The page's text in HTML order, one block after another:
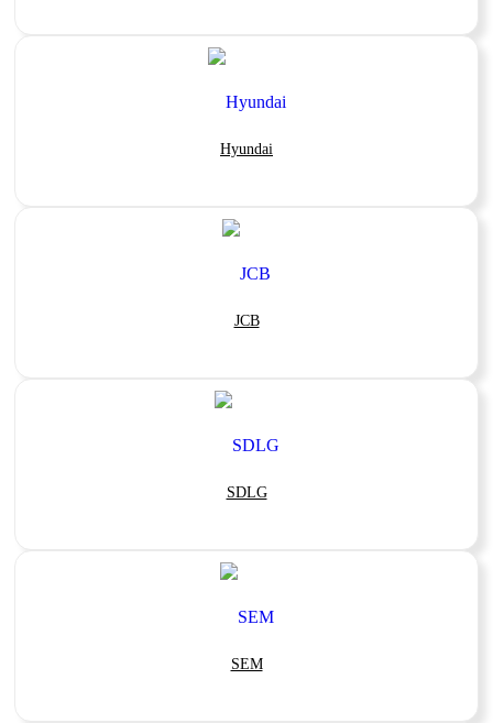
Hyundai
JCB
SDLG
SEM